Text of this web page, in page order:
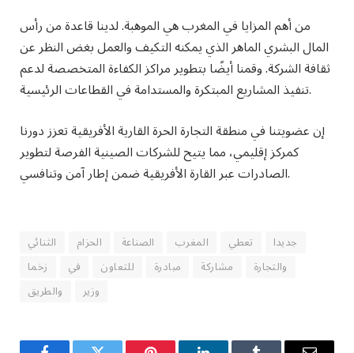
من أهم المزايا في المغرب هي الموهبة. لدينا قاعدة من رأس
المال البشري الماهر الذي يمكنه التكيف والعمل بغض النظر عن
ثقافة الشركة. وقمنا أيضًا بتطوير مراكز الكفاءة المتخصصة لدعم
تنفيذ المشاريع المبتكرة والمستدامة في القطاعات الرئيسية.
إن عضويتنا في منطقة التجارة الحرة القارية الأفريقية تعزز دورنا
كمركز إقليمي، مما يتيح للشركات الصينية الفرصة لتطوير
الصادرات عبر القارة الأفريقية ضمن إطار آمن وتنافسي.
الثنائي الحزام الصناعة المغرب تعطي
جديدا
زخما
في للتعاون مبادرة مشاركة
والتجارة
والطريق
وزير